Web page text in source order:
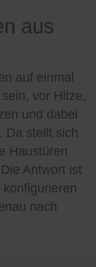
aus
auf einmal
vor Hitze,
und dabei
Da stellt sich
Haustüren
Antwort ist
nach